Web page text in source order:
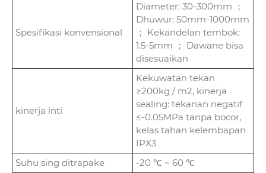
Spesifikasi konvensional
Diameter: 30-300mm ；
Dhuwur: 50mm-1000mm
； Kekandelan tembok:
1.5-5mm ； Dawane bisa
disesuaikan
kinerja inti
Kekuwatan tekan
≥200kg / m2, kinerja
sealing: tekanan negatif
≤-0.05MPa tanpa bocor,
kelas tahan kelembapan
IPX3
Suhu sing ditrapake
-20 ℃ ~ 60 ℃